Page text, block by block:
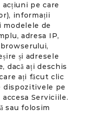
pe care
informații
modelele de
adresa IP,
și adresele
dacă ați deschis
ați făcut clic
dispozitivele pe
Serviciile.
sau folosim